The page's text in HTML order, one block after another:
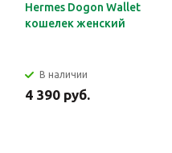
Hermes Dogon Wallet
кошелек женский
В наличии
4 390 руб.